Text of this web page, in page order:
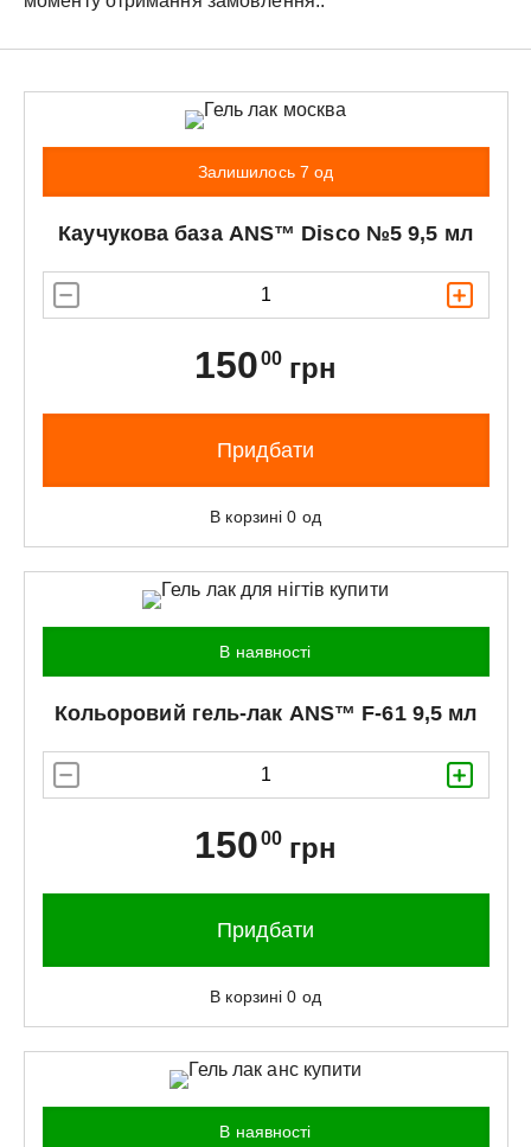
Залишилось 7 од
Каучукова база ANS™ Disco №5 9,5 мл
15000 грн
Придбати
В корзині0 од
В наявності
Кольоровий гель-лак ANS™ F-61 9,5 мл
15000 грн
Придбати
В корзині0 од
В наявності